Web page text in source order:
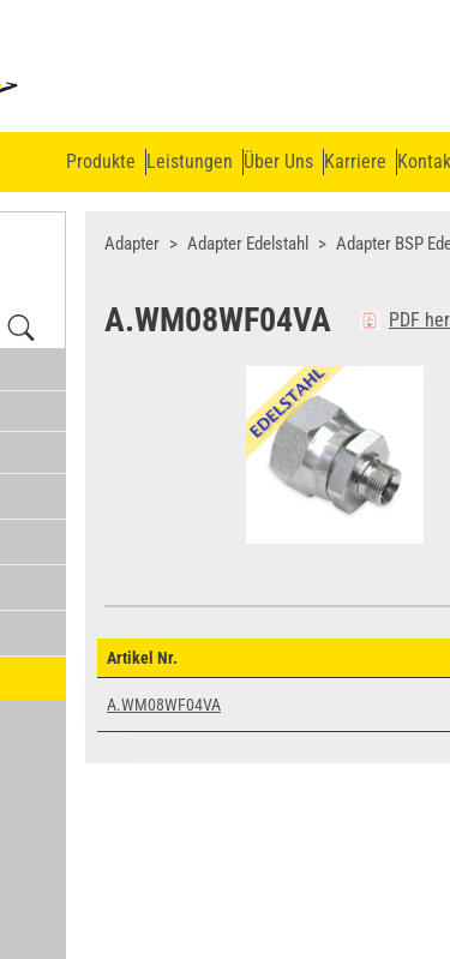
Produkte Leistungen Über Uns Karriere
Adapter Adapter Edelstahl Adapter BSP
A.WM08WF04VA PDF
Artikel Nr.
A.WM08WF04VA